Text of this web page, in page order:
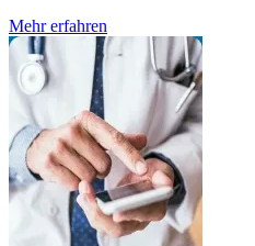
Mehr erfahren